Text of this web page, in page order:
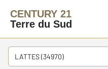
CENTURY 21
Terre du Sud
LATTES (34970)